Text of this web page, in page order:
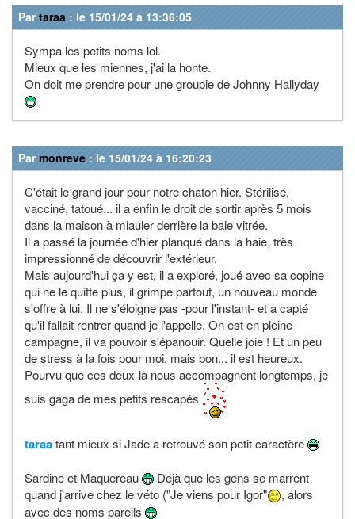
Partaraa : le 15/01/24 à 13:36:05
Sympa les petits noms lol.
Mieux que les miennes, j'ai la honte.
On doit me prendre pour une groupie de Johnny Hallyday
Parmonreve : le 15/01/24 à 16:20:23
C'était le grand jour pour notre chaton hier. Stérilisé,
vacciné, tatoué... il a enfin le droit de sortir après 5 mois
dans la maison à miauler derrière la baie vitrée.
Il a passé la journée d'hier planqué dans la haie, très
impressionné de découvrir l'extérieur.
Mais aujourd'hui ça y est, il a exploré, joué avec sa copine
qui ne le quitte plus, il grimpe partout, un nouveau monde
s'offre à lui. Il ne s'éloigne pas -pour l'instant- et a capté
qu'il fallait rentrer quand je l'appelle. On est en pleine
campagne, il va pouvoir s'épanouir. Quelle joie ! Et un peu
de stress à la fois pour moi, mais bon... il est heureux.
Pourvu que ces deux-là nous accompagnent longtemps, je
suis gaga de mes petits rescapés
taraatant mieux si Jade a retrouvé son petit caractère
Sardine et Maquereau
Déjà que les gens se marrent
quand j'arrive chez le véto ("Je viens pour Igor"
, alors
avec des noms pareils